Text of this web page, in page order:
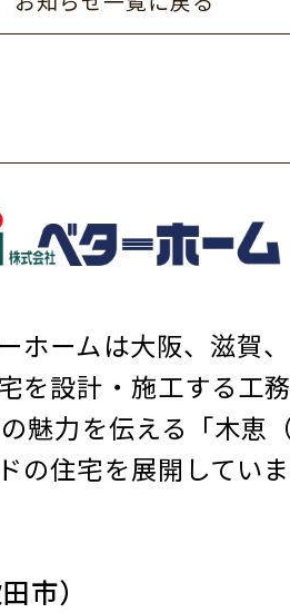
ホームは大阪、滋賀
を設計・施工する工
魅力を伝える「木恵
の住宅を展開してい
市）